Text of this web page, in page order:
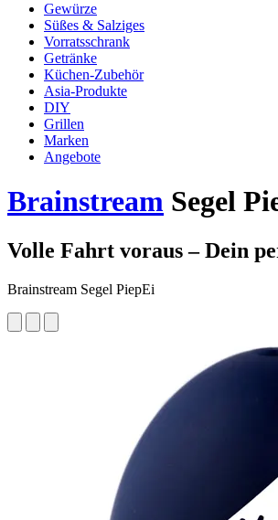
Gewürze
Süßes & Salziges
Vorratsschrank
Getränke
Küchen-Zubehör
Asia-Produkte
DIY
Grillen
Marken
Angebote
Brainstream Segel
Volle Fahrt voraus – Dein
Brainstream Segel PiepEi